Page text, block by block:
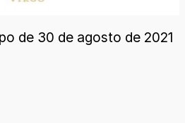
de 30 de agosto de 2021